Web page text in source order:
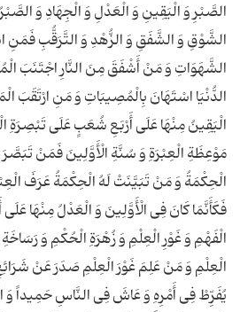
الصَّبْرِ وَ الْیَقِینِ وَ الْعَدْلِ وَ الْجِهَادِ وَ
الشَّوْقِ وَ الشَّفَقِ وَ الزُّهْدِ وَ التَّرَقُّبِ فَمَنِ
الشَّهَوَاتِ وَ مَنْ أَشْفَقَ مِنَ النَّارِ اجْتَنَبَ
الدُّنْیَا اسْتَهَانَ بِالْمُصِیبَاتِ وَ مَنِ ارْتَقَبَ
الْیَقِینُ مِنْهَا عَلَى أَرْبَعِ شُعَبٍ عَلَى تَبْصِرَةِ
مَوْعِظَةِ الْعِبْرَةِ وَ سُنَّةِ الْأَوَّلِینَ فَمَنْ
الْحِكْمَةُ وَ مَنْ تَبَیَّنَتْ لَهُ الْحِكْمَةُ عَرَفَ
فَكَأَنَّمَا كَانَ فِى الْأَوَّلِینَ وَ الْعَدْلُ مِنْهَا
الْفَهْمِ وَ غَوْرِ الْعِلْمِ وَ زُهْرَةِ الْحُكْمِ وَ
الْعِلْمِ وَ مَنْ عَلِمَ غَوْرَ الْعِلْمِ صَدَرَ عَنْ
یُفَرِّطْ فِى أَمْرِهِ وَ عَاشَ فِى النَّاسِ حَمِیداً وَ